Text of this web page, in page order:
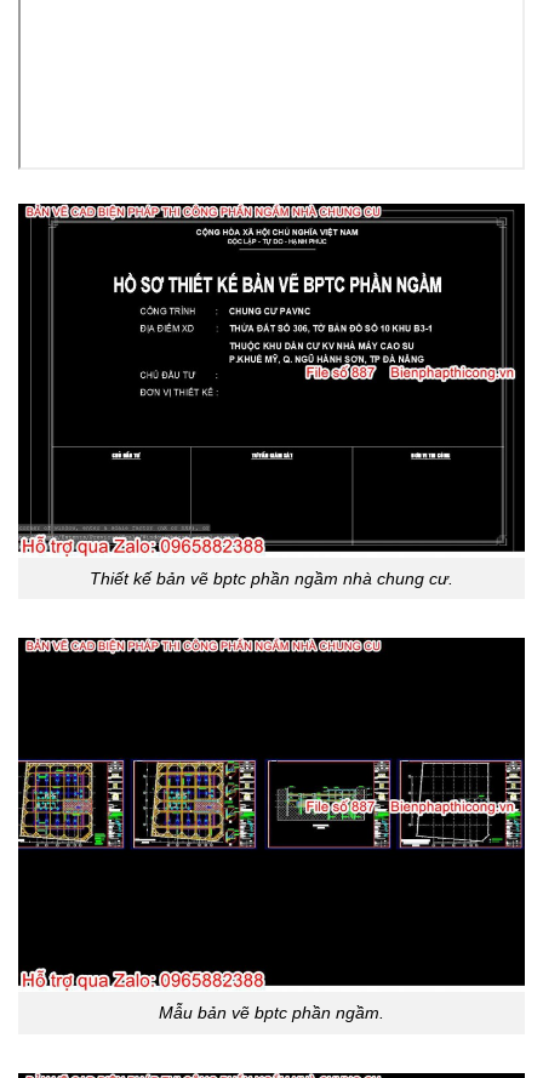
Thiết kế bản vẽ bptc phần ngầm nhà chung cư.
Mẫu bản vẽ bptc phần ngầm.